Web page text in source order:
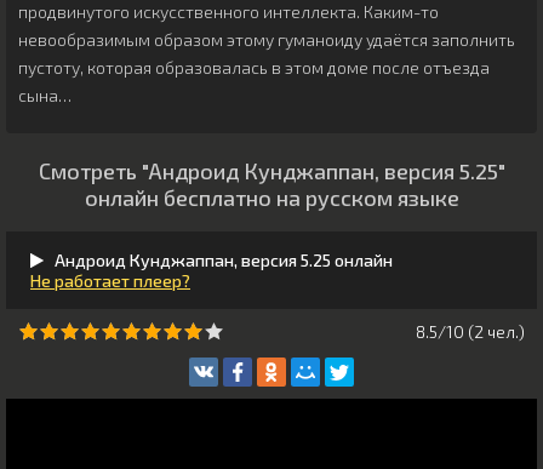
продвинутого искусственного интеллекта. Каким-то
невообразимым образом этому гуманоиду удаётся заполнить
пустоту, которая образовалась в этом доме после отъезда
сына…
Смотреть "Андроид Кунджаппан, версия 5.25"
онлайн бесплатно на русском языке
Андроид Кунджаппан, версия 5.25 онлайн
Не работает плеер?
8.5/10 (2 чeл.)